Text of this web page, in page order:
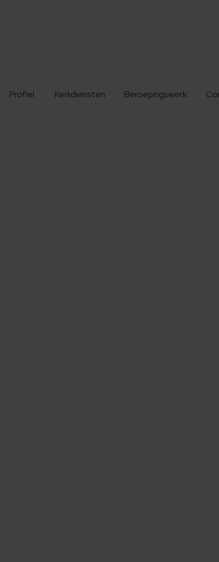
Profiel Kerkdiensten Beroepingswerk